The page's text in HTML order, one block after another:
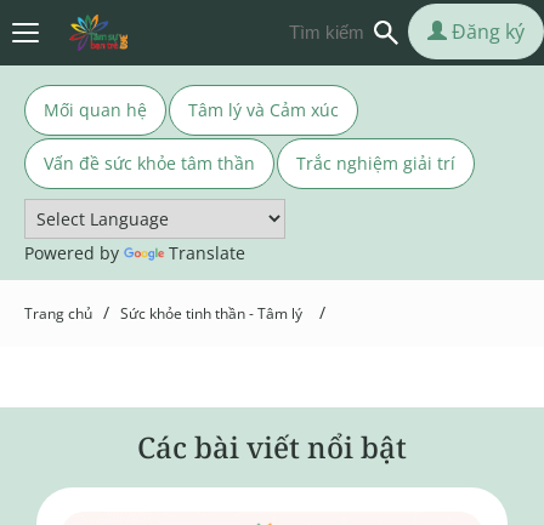
Mối quan hệ Tâm lý và Cảm xúc
Vấn đề sức khỏe tâm thần Trắc nghiệm giải trí
Powered by Translate
Đăng ký
Trang chủ / Sức khỏe tinh thần - Tâm lý /
Các bài viết nổi bật